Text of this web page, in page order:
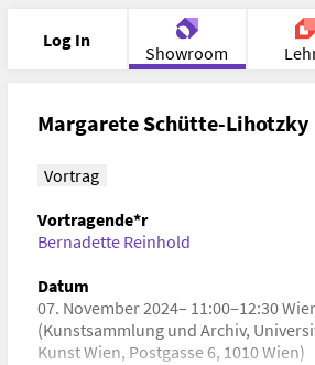
Log In
Showroom
Portfolio Image
Margarete Schütte-Lihotzky
Vortrag
Vortragende*r
Bernadette Reinhold
Datum
07. November 2024– 11:00–12:30
(Kunstsammlung und Archiv,
Kunst Wien, Postgasse 6, 1010 Wien)